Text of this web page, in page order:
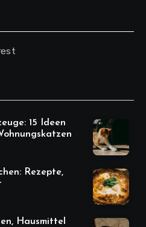
15 Ideen
Rezepte,
Hausmittel